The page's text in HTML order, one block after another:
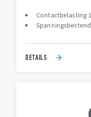
Contactbelasting
DETAILS